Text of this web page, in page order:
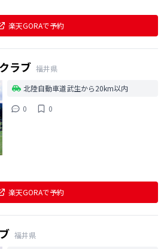
楽天GORAで予約
ラブ 福井県
北陸自動車道武生から20km以内
0
0
楽天GORAで予約
福井県